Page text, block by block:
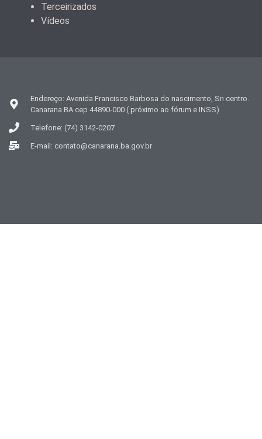
Terceirizados
Vídeos
Endereço: Avenida Francisco Barbosa do nascimento, Sn centro.
Canarana BA cep 44890-000 ( próximo ao fórum e INSS)
Telefone: (74) 3142-0207
E-mail: contato@canarana.ba.gov.br